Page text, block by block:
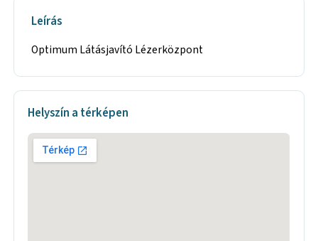
Leírás
Optimum Látásjavító Lézerközpont
Helyszín a térképen